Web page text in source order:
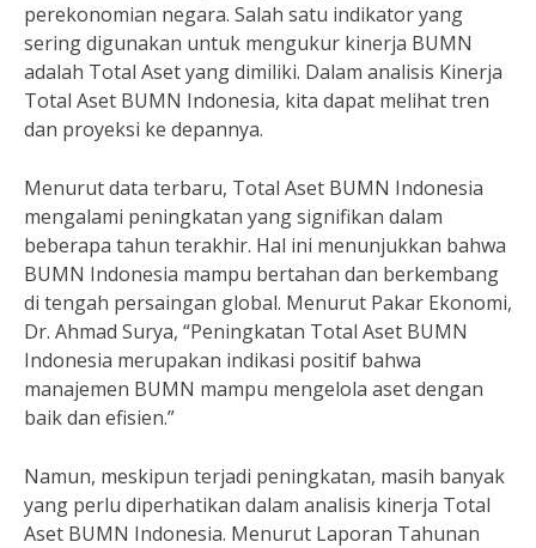
perekonomian negara. Salah satu indikator yang
sering digunakan untuk mengukur kinerja BUMN
adalah Total Aset yang dimiliki. Dalam analisis Kinerja
Total Aset BUMN Indonesia, kita dapat melihat tren
dan proyeksi ke depannya.
Menurut data terbaru, Total Aset BUMN Indonesia
mengalami peningkatan yang signifikan dalam
beberapa tahun terakhir. Hal ini menunjukkan bahwa
BUMN Indonesia mampu bertahan dan berkembang
di tengah persaingan global. Menurut Pakar Ekonomi,
Dr. Ahmad Surya, “Peningkatan Total Aset BUMN
Indonesia merupakan indikasi positif bahwa
manajemen BUMN mampu mengelola aset dengan
baik dan efisien.”
Namun, meskipun terjadi peningkatan, masih banyak
yang perlu diperhatikan dalam analisis kinerja Total
Aset BUMN Indonesia. Menurut Laporan Tahunan